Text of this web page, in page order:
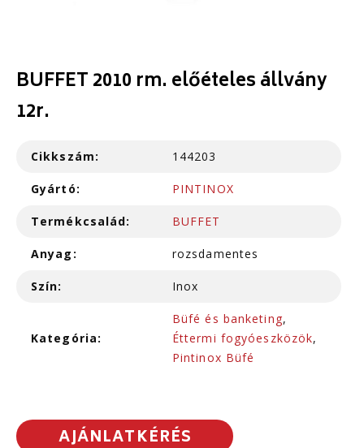
BUFFET 2010 rm. előételes állvány
12r.
Cikkszám: 144203
Gyártó: PINTINOX
Termékcsalád: BUFFET
Anyag: rozsdamentes
Szín: Inox
Kategória:
Büfé és banketing,
Éttermi fogyóeszközök,
Pintinox Büfé
AJÁNLATKÉRÉS